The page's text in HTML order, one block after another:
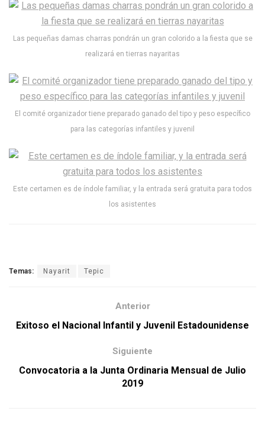
Las pequeñas damas charras pondrán un gran colorido a la fiesta que se
realizará en tierras nayaritas
El comité organizador tiene preparado ganado del tipo y peso específico
para las categorías infantiles y juvenil
Este certamen es de índole familiar, y la entrada será gratuita para todos
los asistentes
Temas: Nayarit Tepic
Anterior
Exitoso el Nacional Infantil y Juvenil Estadounidense
Siguiente
Convocatoria a la Junta Ordinaria Mensual de Julio
2019